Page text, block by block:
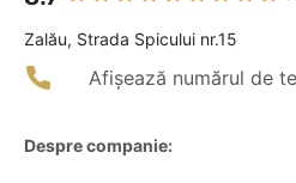
Zalău, Strada Spicului nr.15
Afișează numărul de
Despre companie: